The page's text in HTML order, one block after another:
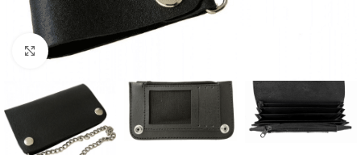
Click to enlarge